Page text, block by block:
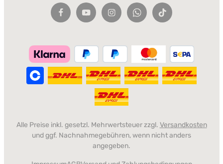
Alle Preise inkl. gesetzl. Mehrwertsteuer zzgl. Versandkosten
und ggf. Nachnahmegebühren, wenn nicht anders
angegeben.